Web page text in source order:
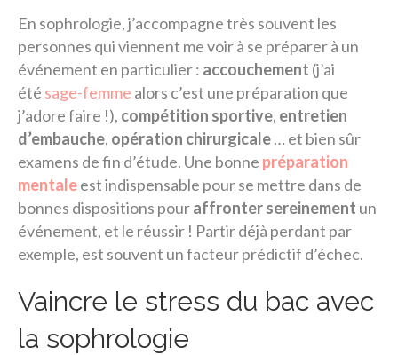
En sophrologie, j’accompagne très souvent les
personnes qui viennent me voir à se préparer à un
événement en particulier : accouchement (j’ai
été sage-femme alors c’est une préparation que
j’adore faire !), compétition sportive, entretien
d’embauche, opération chirurgicale… et bien sûr
examens de fin d’étude. Une bonne préparation
mentaleest indispensable pour se mettre dans de
bonnes dispositions pouraffronter sereinement un
événement, et le réussir ! Partir déjà perdant par
exemple, est souvent un facteur prédictif d’échec.
Vaincre le stress du bac avec
la sophrologie